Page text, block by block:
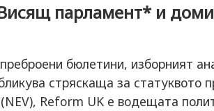
парламент* и
бюлетини, изборният
стряскаща за статуквото
Reform UK е водещата